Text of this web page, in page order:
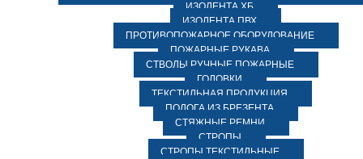
ИЗОЛЕНТА ХБ
ИЗОЛЕНТА ПВХ
ПРОТИВОПОЖАРНОЕ ОБОРУДОВАНИЕ
ПОЖАРНЫЕ РУКАВА
СТВОЛЫ РУЧНЫЕ ПОЖАРНЫЕ
ГОЛОВКИ
ТЕКСТИЛЬНАЯ ПРОДУКЦИЯ
ПОЛОГА ИЗ БРЕЗЕНТА
СТЯЖНЫЕ РЕМНИ
СТРОПЫ
СТРОПЫ ТЕКСТИЛЬНЫЕ